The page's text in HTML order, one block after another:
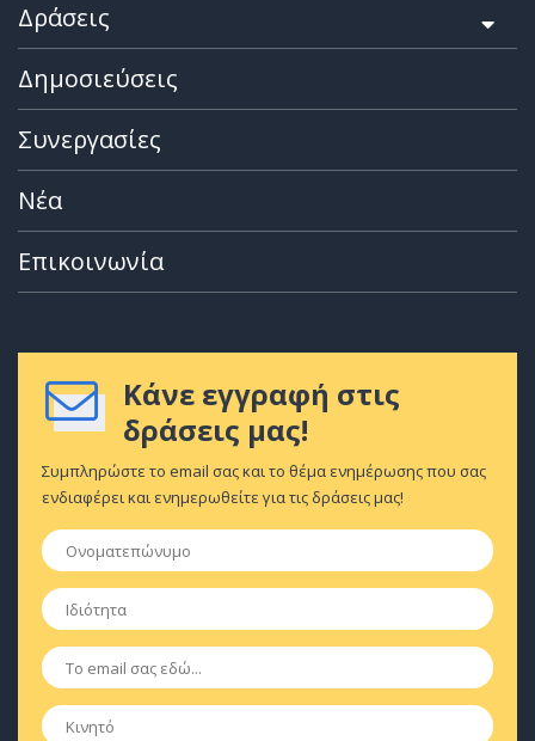
Δράσεις
Δημοσιεύσεις
Συνεργασίες
Νέα
Επικοινωνία
Κάνε εγγραφή στις
δράσεις μας!
Συμπληρώστε το email σας και το θέμα ενημέρωσης που σας
ενδιαφέρει και ενημερωθείτε για τις δράσεις μας!
Ονοματεπώνυμο
Ιδιότητα
Email
Κινητό